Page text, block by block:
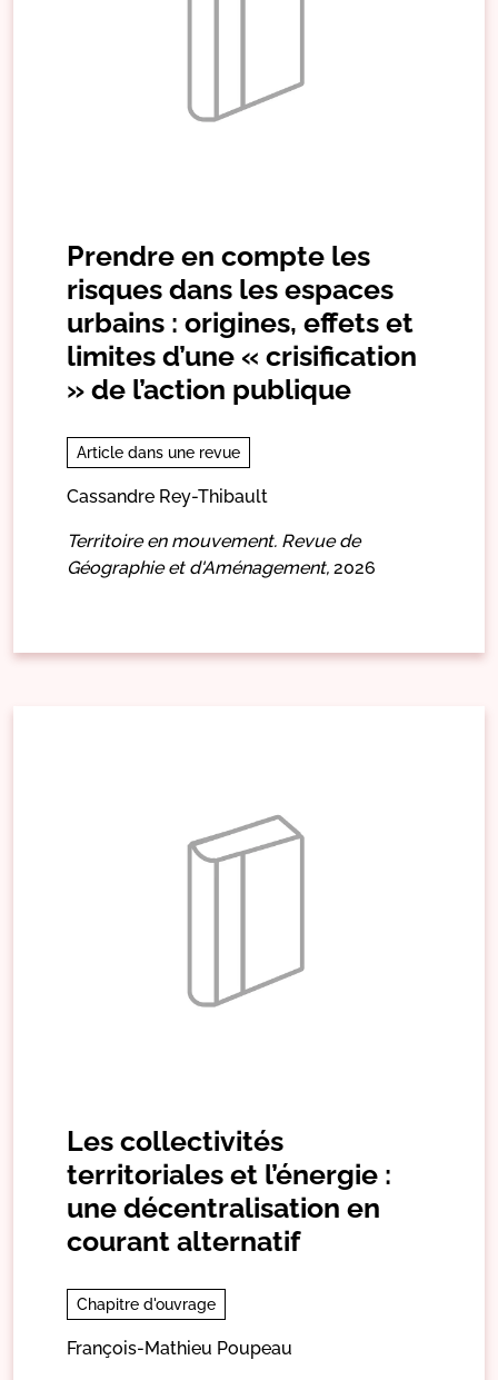
Prendre en compte les
risques dans les espaces
urbains : origines, effets et
limites d’une « crisification
» de l’action publique
Article dans une revue
Cassandre Rey-Thibault
Territoire en mouvement. Revue de
Géographie et d'Aménagement, 2026
Les collectivités
territoriales et l’énergie :
une décentralisation en
courant alternatif
Chapitre d'ouvrage
François-Mathieu Poupeau